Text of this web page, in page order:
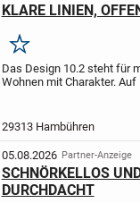
KLARE LINIEN,
Merken
Das Design 10.2 steht für
Wohnen mit Charakter. Auf
und Essbereich bildet das
hell, großzügig und...
29313 Hambühren
05.08.2026 Partner-Anzeige
SCHNÖRKELLOS
DURCHDACHT